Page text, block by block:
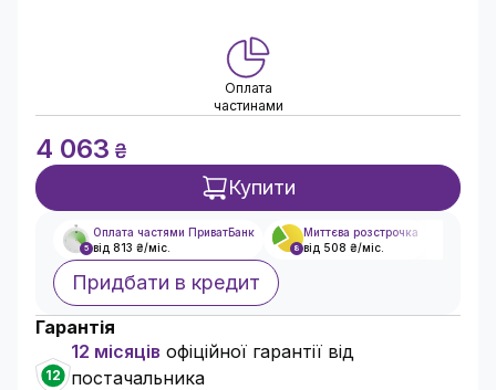
Оплата
частинами
4 063 ₴
Купити
5
Оплата частями ПриватБанк
від 813 ₴/міс.
8
Миттєва розстрочка
від 508 ₴/міс.
Придбати в кредит
Гарантія
12
12 місяців офіційної гарантії від
постачальника